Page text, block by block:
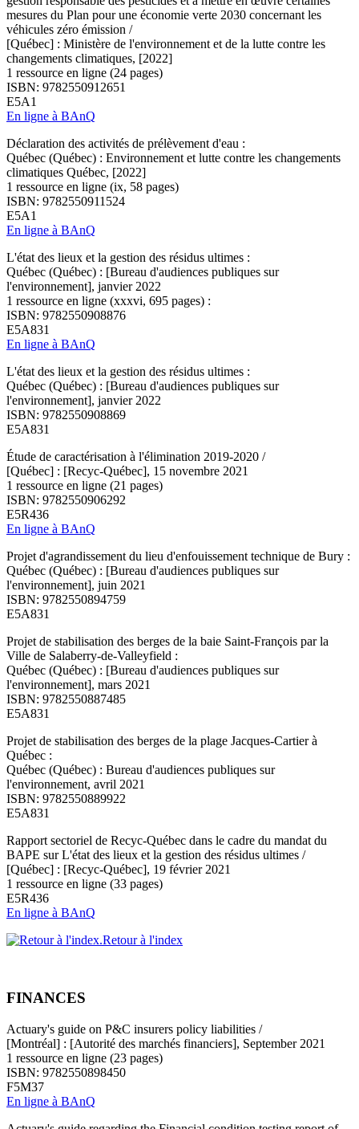
mesures du Plan pour une économie verte 2030 concernant les
véhicules zéro émission /
[Québec] : Ministère de l'environnement et de la lutte contre les
changements climatiques, [2022]
1 ressource en ligne (24 pages)
ISBN: 9782550912651
E5A1
En ligne à BAnQ
Déclaration des activités de prélèvement d'eau :
Québec (Québec) : Environnement et lutte contre les changements
climatiques Québec, [2022]
1 ressource en ligne (ix, 58 pages)
ISBN: 9782550911524
E5A1
En ligne à BAnQ
L'état des lieux et la gestion des résidus ultimes :
Québec (Québec) : [Bureau d'audiences publiques sur
l'environnement], janvier 2022
1 ressource en ligne (xxxvi, 695 pages) :
ISBN: 9782550908876
E5A831
En ligne à BAnQ
L'état des lieux et la gestion des résidus ultimes :
Québec (Québec) : [Bureau d'audiences publiques sur
l'environnement], janvier 2022
ISBN: 9782550908869
E5A831
Étude de caractérisation à l'élimination 2019-2020 /
[Québec] : [Recyc-Québec], 15 novembre 2021
1 ressource en ligne (21 pages)
ISBN: 9782550906292
E5R436
En ligne à BAnQ
Projet d'agrandissement du lieu d'enfouissement technique de Bury :
Québec (Québec) : [Bureau d'audiences publiques sur
l'environnement], juin 2021
ISBN: 9782550894759
E5A831
Projet de stabilisation des berges de la baie Saint-François par la
Ville de Salaberry-de-Valleyfield :
Québec (Québec) : [Bureau d'audiences publiques sur
l'environnement], mars 2021
ISBN: 9782550887485
E5A831
Projet de stabilisation des berges de la plage Jacques-Cartier à
Québec :
Québec (Québec) : Bureau d'audiences publiques sur
l'environnement, avril 2021
ISBN: 9782550889922
E5A831
Rapport sectoriel de Recyc-Québec dans le cadre du mandat du
BAPE sur L'état des lieux et la gestion des résidus ultimes /
[Québec] : [Recyc-Québec], 19 février 2021
1 ressource en ligne (33 pages)
E5R436
En ligne à BAnQ
Retour à l'index
FINANCES
Actuary's guide on P&C insurers policy liabilities /
[Montréal] : [Autorité des marchés financiers], September 2021
1 ressource en ligne (23 pages)
ISBN: 9782550898450
F5M37
En ligne à BAnQ